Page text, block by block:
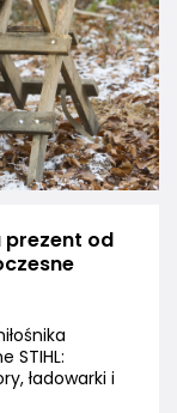
prezent od
STIHL:
ładowarki i